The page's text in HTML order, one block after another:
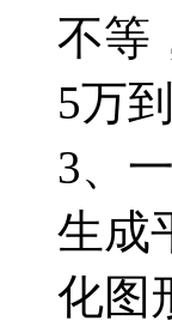
不等
5万
3、
生成
化图